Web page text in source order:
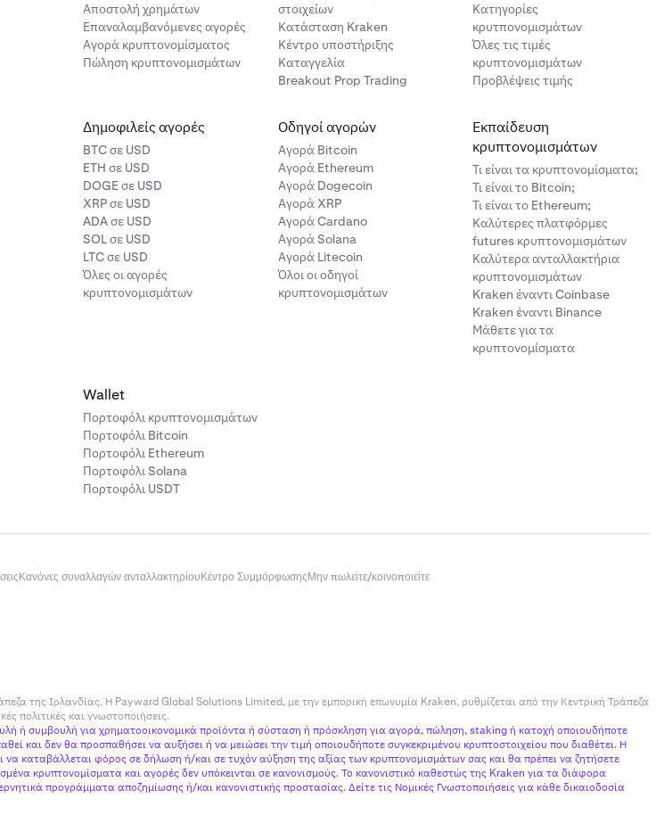
Αποστολή χρημάτων
Επαναλαμβανόμενες αγορές
Αγορά κρυπτονομίσματος
Πώληση κρυπτονομισμάτων
στοιχείων
Κατάσταση Kraken
Κέντρο υποστήριξης
Καταγγελία
Breakout Prop Trading
Κατηγορίες
κρυτπονομισμάτων
Όλες τις τιμές
κρυπτονομισμάτων
Προβλέψεις τιμής
Δημοφιλείς αγορές
BTC σε USD
ETH σε USD
DOGE σε USD
XRP σε USD
ADA σε USD
SOL σε USD
LTC σε USD
Όλες οι αγορές
κρυπτονομισμάτων
Οδηγοί αγορών
Αγορά Bitcoin
Αγορά Ethereum
Αγορά Dogecoin
Αγορά XRP
Αγορά Cardano
Αγορά Solana
Αγορά Litecoin
Όλοι οι οδηγοί
κρυπτονομισμάτων
Εκπαίδευση
κρυπτονομισμάτων
Τι είναι τα κρυπτονομίσματα;
Τι είναι το Bitcoin;
Τι είναι το Ethereum;
Καλύτερες πλατφόρμες
futures κρυπτονομισμάτων
Καλύτερα ανταλλακτήρια
κρυπτονομισμάτων
Kraken έναντι Coinbase
Kraken έναντι Binance
Μάθετε για τα
κρυπτονομίσματα
Wallet
Πορτοφόλι κρυπτονομισμάτων
Πορτοφόλι Bitcoin
Πορτοφόλι Ethereum
Πορτοφόλι Solana
Πορτοφόλι USDT
Κανόνες συναλλαγών ανταλλακτηρίουΚέντρο ΣυμμόρφωσηςΜην πωλείτε/κοινοποιείτε
της Ιρλανδίας. Η Payward Global Solutions Limited, με την εμπορική επωνυμία Kraken, ρυθμίζεται από την Κεντρική Τράπεζα
πολιτικές και γνωστοποιήσεις.
ή συμβουλή για χρηματοοικονομικά προϊόντα ή σύσταση ή πρόσκληση για αγορά, πώληση, staking ή κατοχή οποιουδήποτε
και δεν θα προσπαθήσει να αυξήσει ή να μειώσει την τιμή οποιουδήποτε συγκεκριμένου κρυπτοστοιχείου που διαθέτει. Η
καταβάλλεται φόρος σε δήλωση ή/και σε τυχόν αύξηση της αξίας των κρυπτονομισμάτων σας και θα πρέπει να ζητήσετε
κρυπτονομίσματα και αγορές δεν υπόκεινται σε κανονισμούς. Το κανονιστικό καθεστώς της Kraken για τα διάφορα
προγράμματα αποζημίωσης ή/και κανονιστικής προστασίας. Δείτε τις Νομικές Γνωστοποιήσεις για κάθε δικαιοδοσία